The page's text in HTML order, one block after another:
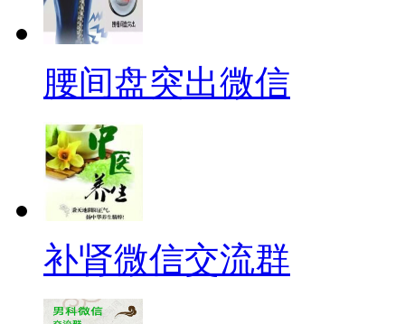
腰间盘突出微信
补肾微信交流群